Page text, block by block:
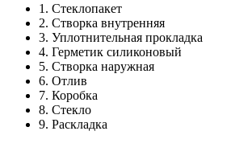
1. Стеклопакет
2. Створка внутренняя
3. Уплотнительная прокладка
4. Герметик силиконовый
5. Створка наружная
6. Отлив
7. Коробка
8. Стекло
9. Раскладка